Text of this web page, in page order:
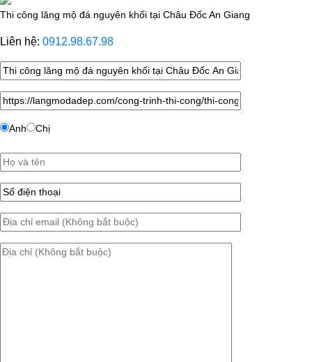
Thi công lăng mộ đá nguyên khối tại Châu Đốc An Giang
Liên hệ: 0912.98.67.98
Anh Chị